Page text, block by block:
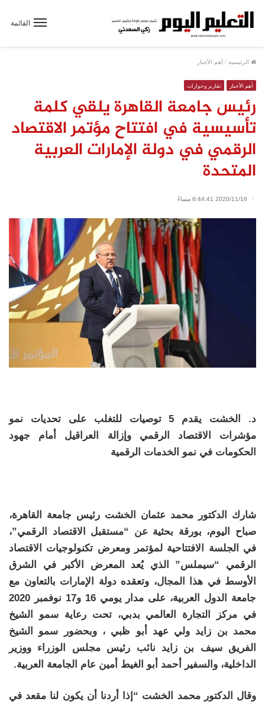
القائمة
الرئيسية / أهم الأخبار
أهم الأخبار تقارير وحوارات
رئيس جامعة القاهرة يلقي كلمة
تأسيسية في افتتاح مؤتمر الاقتصاد
الرقمي في دولة الإمارات العربية
المتحدة
2020/11/16 6:44:41 مساءً
د. الخشت يقدم 5 توصيات للتغلب على تحديات نمو
مؤشرات الاقتصاد الرقمي وإزالة العراقيل أمام جهود
الحكومات في نمو الخدمات الرقمية
شارك الدكتور محمد عثمان الخشت رئيس جامعة القاهرة،
صباح اليوم، بورقة بحثية عن “مستقبل الاقتصاد الرقمي”،
في الجلسة الافتتاحية لمؤتمر ومعرض تكنولوجيات الاقتصاد
الرقمي “سيملس” الذي يُعد المعرض الأكبر في الشرق
الأوسط في هذا المجال، وتعقده دولة الإمارات بالتعاون مع
جامعة الدول العربية، على مدار يومي 16 و17 نوفمبر 2020
في مركز التجارة العالمي بدبي، تحت رعاية سمو الشيخ
محمد بن زايد ولي عهد أبو ظبي ، وبحضور سمو الشيخ
الفريق سيف بن زايد نائب رئيس مجلس الوزراء ووزير
الداخلية، والسفير أحمد أبو الغيط أمين عام الجامعة العربية.
وقال الدكتور محمد الخشت “إذا أردنا أن يكون لنا مقعد في